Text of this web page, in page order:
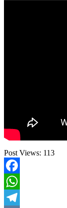
Post Views: 113
Facebook
WhatsApp